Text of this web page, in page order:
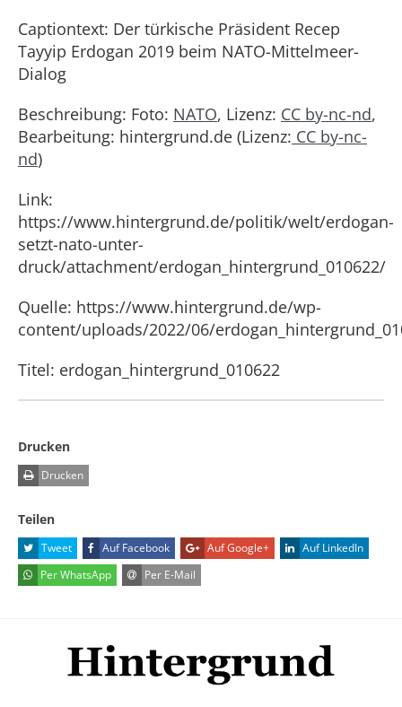
Captiontext: Der türkische Präsident Recep
Tayyip Erdogan 2019 beim NATO-Mittelmeer-
Dialog
Beschreibung: Foto: NATO, Lizenz: CC by-nc-nd,
Bearbeitung: hintergrund.de (Lizenz: CC by-nc-
nd)
Link:
https://www.hintergrund.de/politik/welt/erdogan-
setzt-nato-unter-
druck/attachment/erdogan_hintergrund_010622/
Quelle: https://www.hintergrund.de/wp-
content/uploads/2022/06/
Titel: erdogan_hintergrund_010622
Drucken
Drucken
Teilen
Tweet Auf Facebook Auf Google+
Auf LinkedIn
Per WhatsApp
Per E-Mail